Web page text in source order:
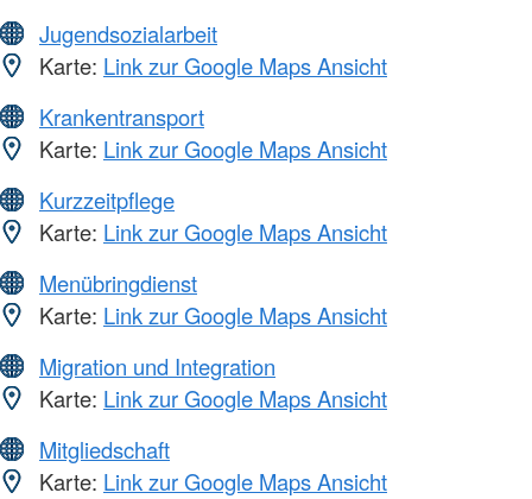
Jugendsozialarbeit
Karte: Link zur Google Maps Ansicht
Krankentransport
Karte: Link zur Google Maps Ansicht
Kurzzeitpflege
Karte: Link zur Google Maps Ansicht
Menübringdienst
Karte: Link zur Google Maps Ansicht
Migration und Integration
Karte: Link zur Google Maps Ansicht
Mitgliedschaft
Karte: Link zur Google Maps Ansicht